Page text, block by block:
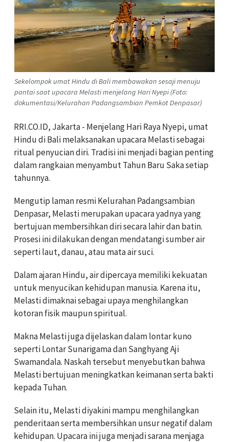
Sekelompok umat Hindu di Bali membawakan sesaji menuju
pantai saat upacara Melasti menjelang Hari Nyepi (Foto:
dokumentasi/Kelurahan Padangsambian Pemkot Denpasar)
RRI.CO.ID, Jakarta - Menjelang Hari Raya Nyepi, umat
Hindu di Bali melaksanakan upacara Melasti sebagai
ritual penyucian diri. Tradisi ini menjadi bagian penting
dalam rangkaian menyambut Tahun Baru Saka setiap
tahunnya.
Mengutip laman resmi Kelurahan Padangsambian
Denpasar, Melasti merupakan upacara yadnya yang
bertujuan membersihkan diri secara lahir dan batin.
Prosesi ini dilakukan dengan mendatangi sumber air
seperti laut, danau, atau mata air suci.
Dalam ajaran Hindu, air dipercaya memiliki kekuatan
untuk menyucikan kehidupan manusia. Karena itu,
Melasti dimaknai sebagai upaya menghilangkan
kotoran fisik maupun spiritual.
Makna Melasti juga dijelaskan dalam lontar kuno
seperti Lontar Sunarigama dan Sanghyang Aji
Swamandala. Naskah tersebut menyebutkan bahwa
Melasti bertujuan meningkatkan keimanan serta bakti
kepada Tuhan.
Selain itu, Melasti diyakini mampu menghilangkan
penderitaan serta membersihkan unsur negatif dalam
kehidupan. Upacara ini juga menjadi sarana menjaga